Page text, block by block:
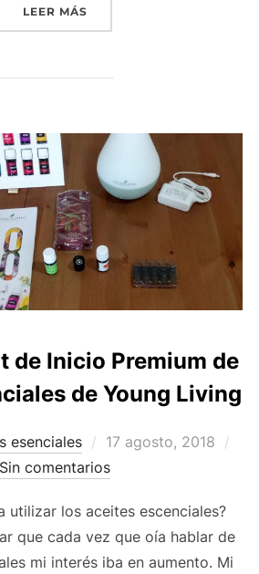
LEER MÁS«¿ES POSIBLE VIVIR SIN
de Inicio Premium de
de Young Living
esenciales
Publicado
el
17 agosto, 2018
Sin comentarios
utilizar los aceites escenciales?
que cada vez que oía hablar de
mi interés iba en aumento. Mi